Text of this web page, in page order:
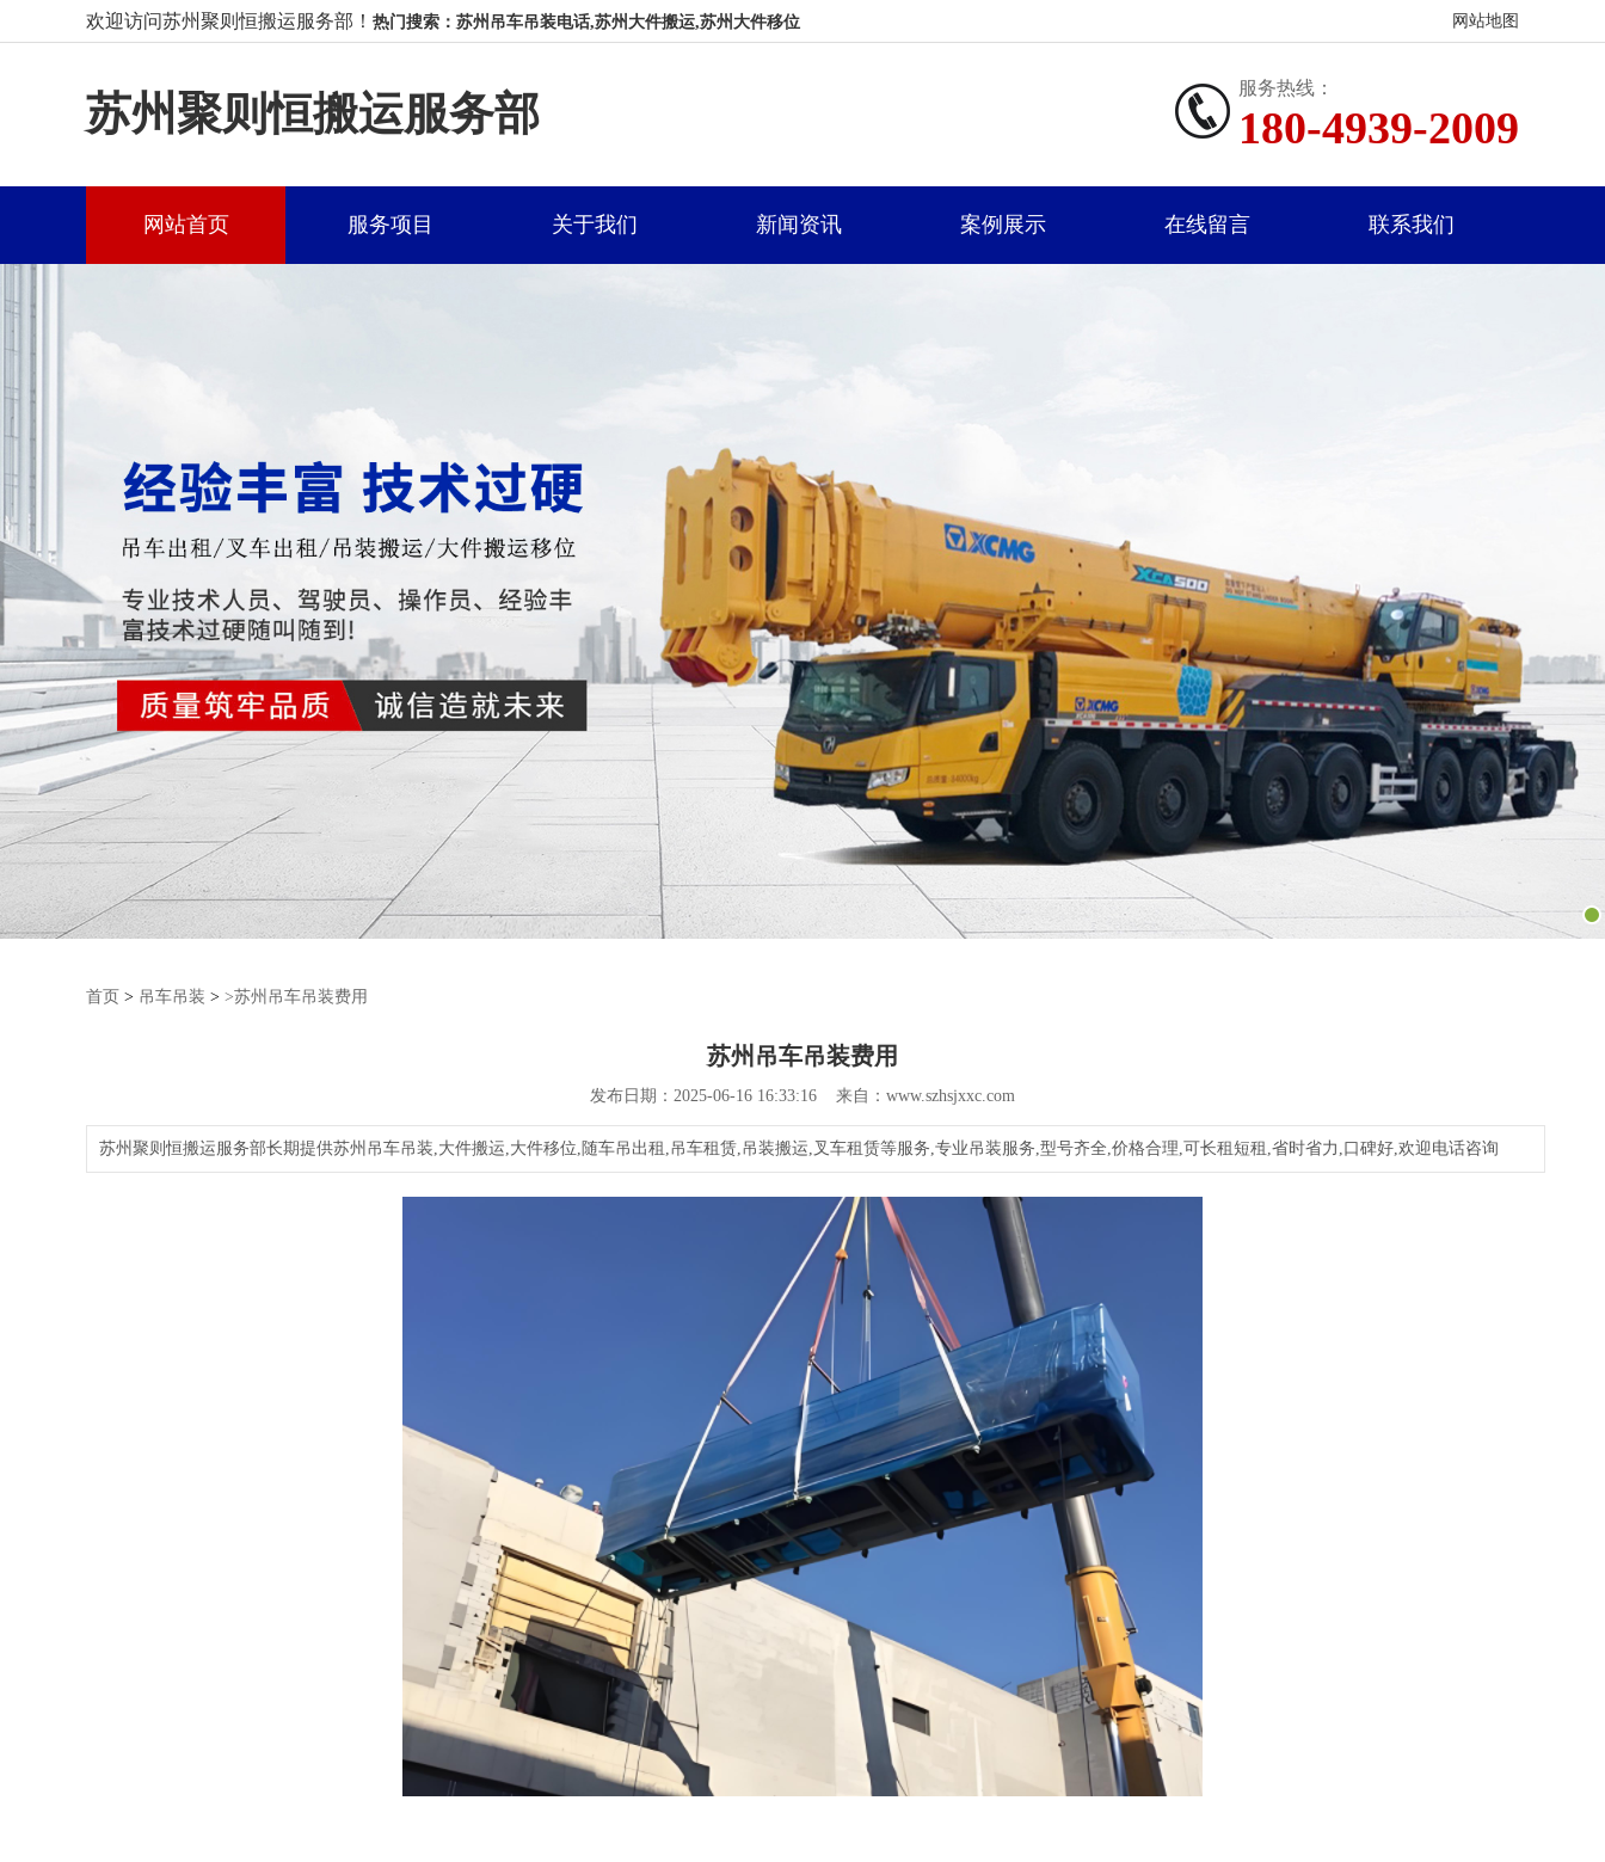
欢迎访问苏州聚则恒搬运服务部！ 热门搜索：苏州吊车吊装电话,苏州大件搬运,苏州大件移位 网站地图
苏州聚则恒搬运服务部
服务热线：
180-4939-2009
网站首页 服务项目 关于我们 新闻资讯 案例展示 在线留言 联系我们
首页 > 吊车吊装 > >苏州吊车吊装费用
苏州吊车吊装费用
发布日期：2025-06-16 16:33:16 来自：www.szhsjxxc.com
苏州聚则恒搬运服务部长期提供苏州吊车吊装,大件搬运,大件移位,随车吊出租,吊车租赁,吊装搬运,叉车租赁等服务,专业吊装服务,型号齐全,价格合理,可长租短租,省时省力,口碑好,欢迎电话咨询